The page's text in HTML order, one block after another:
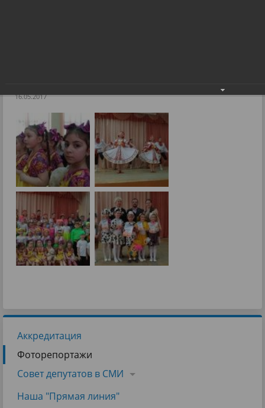
16.05.2017
Аккредитация
Фоторепортажи
Совет депутатов в СМИ
Наша "Прямая линия"